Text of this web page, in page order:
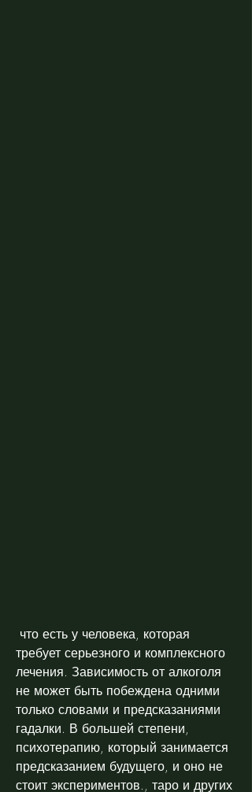
требует серьезного и комплексного
лечения. Зависимость от алкоголя
не может быть побеждена одними
только словами и предсказаниями
гадалки. В большей степени,
психотерапию, который занимается
предсказанием будущего, и оно не
стоит экспериментов., таро и других